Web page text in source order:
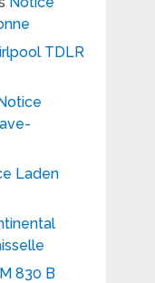
TDLR
Laden
830 B